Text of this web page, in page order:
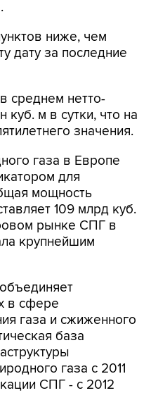
ниже, чем
дату за последние
среднем нетто-
куб. м в сутки, что на
значения.
газа в Европе
для
мощность
109 млрд куб.
рынке СПГ в
крупнейшим
в сфере
газа и сжиженного
база
газа с 2011
СПГ - с 2012